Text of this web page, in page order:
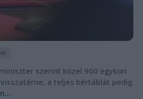
szerint közel 900 egykori
a teljes bértáblát pedig